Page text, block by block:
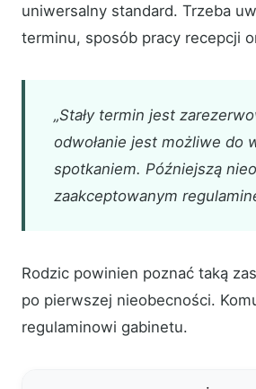
uniwersalny standard. Trzeba
terminu, sposób pracy recepcji
„Stały termin jest
odwołanie jest możliwe do
spotkaniem. Późniejszą
zaakceptowanym
Rodzic powinien poznać taką
po pierwszej nieobecności.
regulaminowi gabinetu.